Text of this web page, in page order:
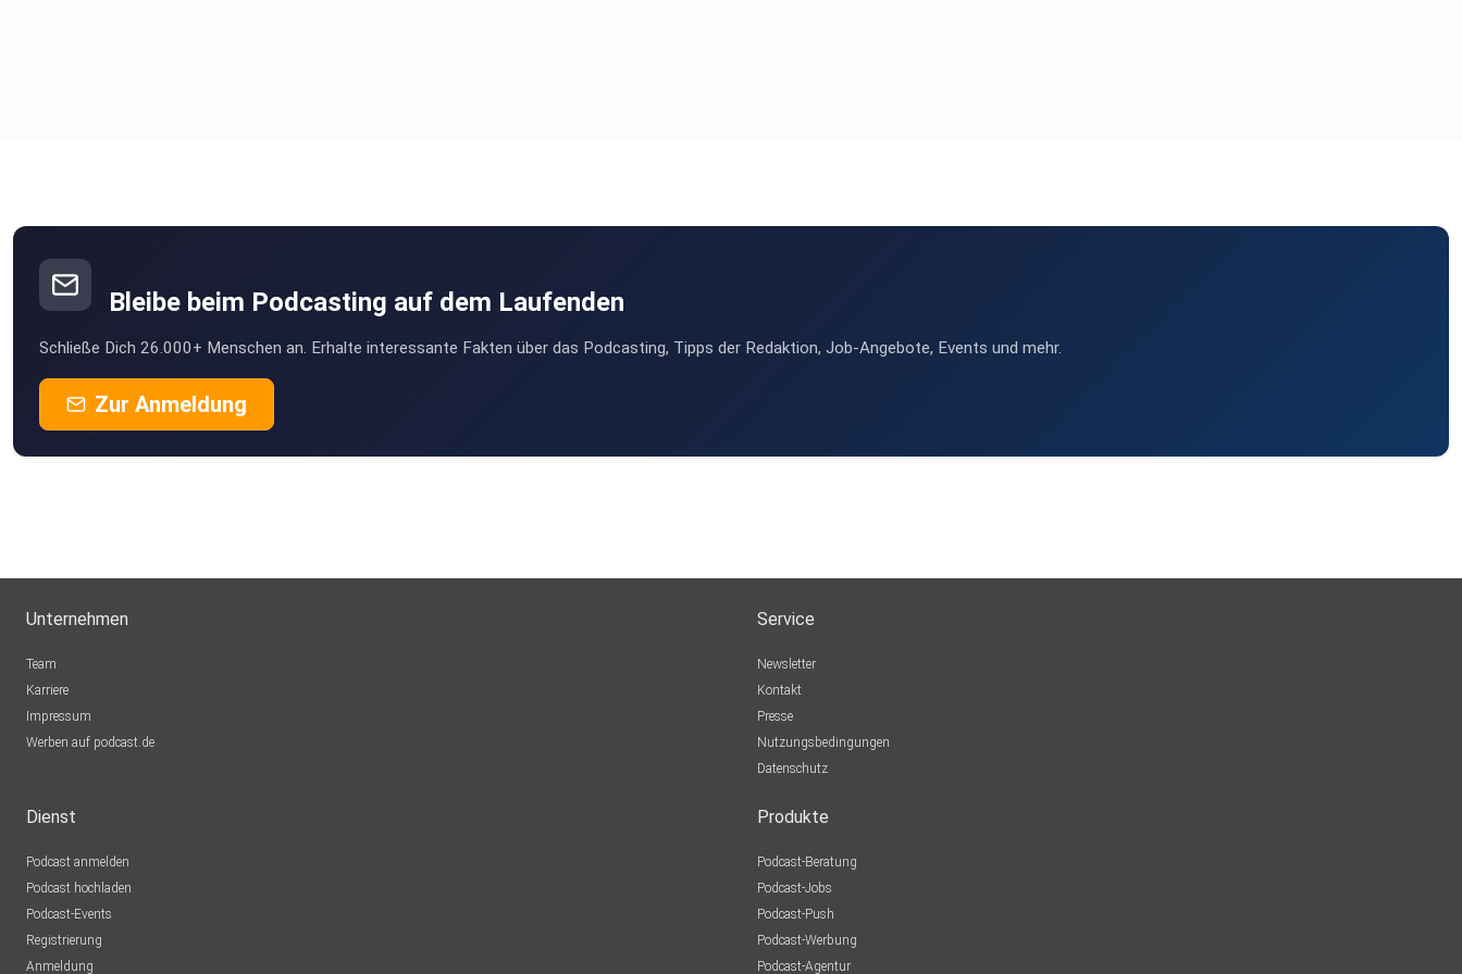
Bleibe beim Podcasting auf dem Laufenden
Schließe Dich 26.000+ Menschen an. Erhalte interessante Fakten über das Podcasting, Tipps der Redaktion, Job-Angebote, Events und mehr.
Zur Anmeldung
Unternehmen
Team
Karriere
Impressum
Werben auf podcast.de
Service
Newsletter
Kontakt
Presse
Nutzungsbedingungen
Datenschutz
Dienst
Podcast anmelden
Podcast hochladen
Podcast-Events
Registrierung
Anmeldung
Produkte
Podcast-Beratung
Podcast-Jobs
Podcast-Push
Podcast-Werbung
Podcast-Agentur